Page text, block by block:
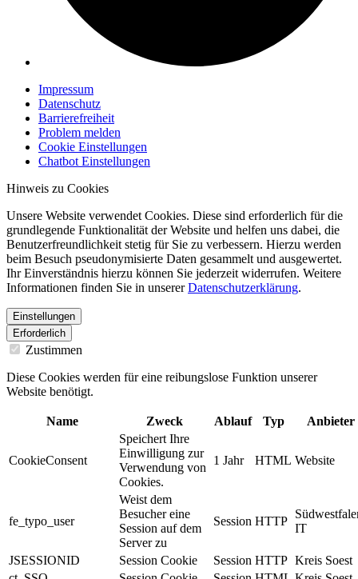
Impressum
Datenschutz
Barrierefreiheit
Problem melden
Cookie Einstellungen
Chatbot Einstellungen
Hinweis zu Cookies
Unsere Website verwendet Cookies. Diese sind erforderlich für die
grundlegende Funktionalität der Website und helfen uns dabei, die
Benutzerfreundlichkeit stetig für Sie zu verbessern. Hierzu werden
beim Besuch pseudonymisierte Daten gesammelt und ausgewertet.
Ihr Einverständnis hierzu können Sie jederzeit widerrufen. Weitere
Informationen finden Sie in unsererDatenschutzerklärung.
Einstellungen
Erforderlich
Zustimmen
Diese Cookies werden für eine reibungslose Funktion unserer
Website benötigt.
Name Zweck Ablauf Typ Anbieter
CookieConsent
Speichert Ihre
Einwilligung zur
Verwendung von
Cookies.
1 Jahr HTML Website
fe_typo_user
Weist dem
Besucher eine
Session auf dem
Server zu
Session HTTP
IT
JSESSIONID Session Cookie Session HTTP Kreis Soest